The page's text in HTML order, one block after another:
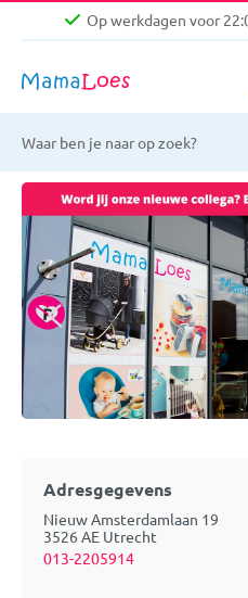
Op werkdagen voor
Gratis
Op werkdagen voor
Niet goed,
Adresgegevens
Nieuw Amsterdamlaan 19
3526 AE Utrecht
013-2205914